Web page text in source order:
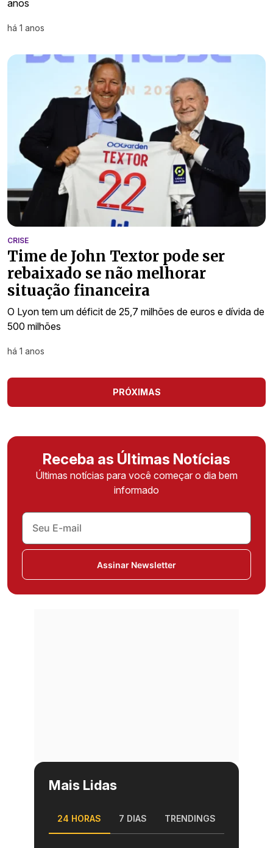
anos
há 1 anos
CRISE
Time de John Textor pode ser
rebaixado se não melhorar
situação financeira
O Lyon tem um déficit de 25,7 milhões de euros e dívida de
500 milhões
há 1 anos
PRÓXIMAS
Receba as Últimas Notícias
Últimas notícias para você começar o dia bem
informado
Assinar Newsletter
Mais Lidas
24 HORAS 7 DIAS TRENDINGS